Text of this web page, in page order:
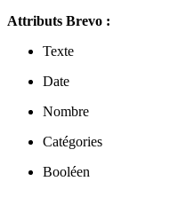
Attributs Brevo :
Texte
Date
Nombre
Catégories
Booléen